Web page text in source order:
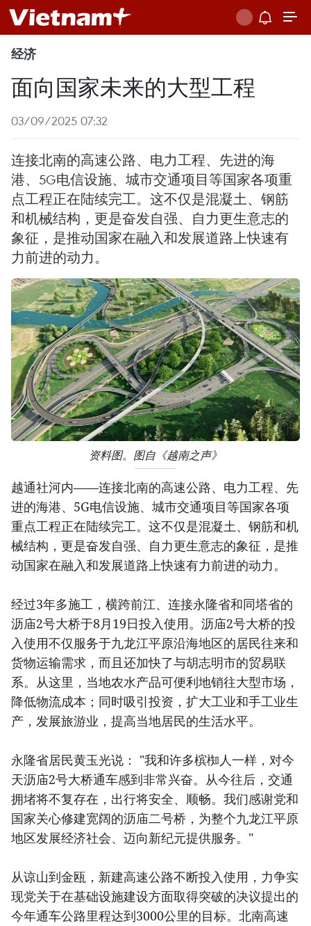
经济
面向国家未来的大型工程
03/09/2025 07:32
连接北南的高速公路、电力工程、先进的海
港、5G电信设施、城市交通项目等国家各项重
点工程正在陆续完工。这不仅是混凝土、钢筋
和机械结构，更是奋发自强、自力更生意志的
象征，是推动国家在融入和发展道路上快速有
力前进的动力。
资料图。图自《越南之声》
越通社河内——连接北南的高速公路、电力工程、先
进的海港、5G电信设施、城市交通项目等国家各项
重点工程正在陆续完工。这不仅是混凝土、钢筋和机
械结构，更是奋发自强、自力更生意志的象征，是推
动国家在融入和发展道路上快速有力前进的动力。
经过3年多施工，横跨前江、连接永隆省和同塔省的
沥庙2号大桥于8月19日投入使用。沥庙2号大桥的投
入使用不仅服务于九龙江平原沿海地区的居民往来和
货物运输需求，而且还加快了与胡志明市的贸易联
系。从这里，当地农水产品可便利地销往大型市场，
降低物流成本；同时吸引投资，扩大工业和手工业生
产，发展旅游业，提高当地居民的生活水平。
永隆省居民黄玉光说： "我和许多槟椥人一样，对今
天沥庙2号大桥通车感到非常兴奋。从今往后，交通
拥堵将不复存在，出行将安全、顺畅。我们感谢党和
国家关心修建宽阔的沥庙二号桥，为整个九龙江平原
地区发展经济社会、迈向新纪元提供服务。"
从谅山到金瓯，新建高速公路不断投入使用，力争实
现党关于在基础设施建设方面取得突破的决议提出的
今年通车公路里程达到3000公里的目标。北南高速